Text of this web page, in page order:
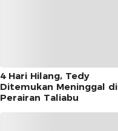
4 Hari Hilang, Tedy
Ditemukan Meninggal di
Perairan Taliabu